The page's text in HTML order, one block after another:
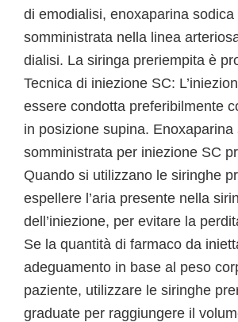
di emodialisi, enoxaparina
somministrata nella linea
dialisi. La siringa preriempita è
Tecnica di iniezione SC:
essere condotta preferibilmente
in posizione supina. Enoxaparina
somministrata per iniezione SC
Quando si utilizzano le siringhe
espellere l’aria presente nella
dell’iniezione, per evitare la
Se la quantità di farmaco da
adeguamento in base al peso
paziente, utilizzare le siringhe
graduate per raggiungere il